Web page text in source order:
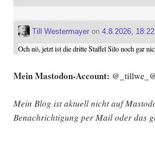
Till Westermayeron 4.8.2026,
Och nö, jetzt ist die dritte Staffel Silo noch gar
Mein Mast­o­don-Account:
Mein Blog ist aktu­ell nicht auf
Benach­rich­ti­gung per Mail oder das